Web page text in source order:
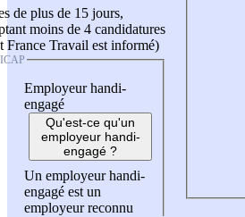
de plus de 15 jours,
moins de 4 candidatures
France Travail est informé)
Employeur handi-
engagé
Qu'est-ce qu'un
employeur handi-
engagé ?
Un employeur handi-
engagé est un
employeur reconnu